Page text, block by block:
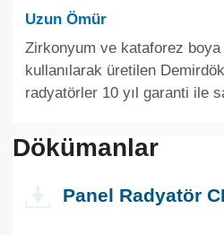
Uzun Ömür
Zirkonyum ve kataforez
kullanılarak üretilen
radyatörler 10 yıl garanti ile
Dökümanlar
Panel Radyatör